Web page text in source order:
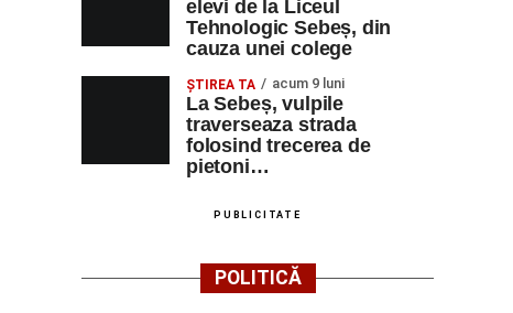
elevi de la Liceul
Tehnologic Sebeș, din
cauza unei colege
ŞTIREA TA acum 9 luni
La Sebeș, vulpile
traverseaza strada
folosind trecerea de
pietoni…
PUBLICITATE
POLITICĂ